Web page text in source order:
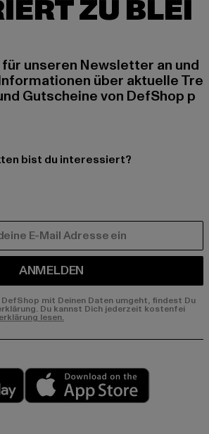
ZU BLEI
unseren Newsletter an und
über aktuelle Tre
Gutscheine von DefShop p
bist du interessiert?
ANMELDEN
mit Deinen Daten umgeht, findest Du
Du kannst Dich jederzeit kostenfei
lesen.
Play market